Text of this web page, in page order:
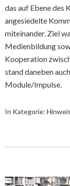
das auf Ebene des
angesiedelte
miteinander. Ziel
Medienbildung
Kooperation
stand daneben
Module/Impulse.
In Kategorie: